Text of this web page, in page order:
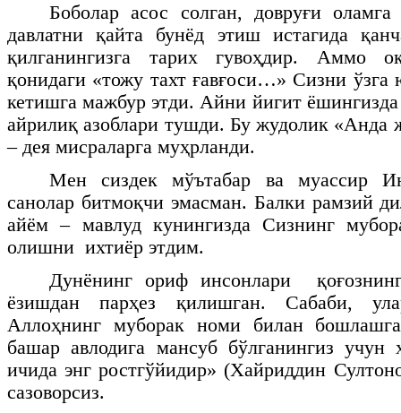
Боболар асос солган, довруғи оламга
давлатни қайта бунёд этиш истагида
қилганингизга тарих гувоҳдир. Аммо
қонидаги «тожу тахт ғавғоси…» Сизни
кетишга мажбур этди. Айни йигит
айрилиқ азоблари тушди. Бу жудолик «Анда
– дея мисраларга муҳрланди.
Мен сиздек мўътабар ва муассир
санолар битмоқчи эмасман. Балки рамзий
айём – мавлуд кунингизда Сизнинг
олишни ихтиёр этдим.
Дунёнинг ориф инсонлари
ёзишдан парҳез қилишган. Сабаби,
Аллоҳнинг муборак номи билан
башар авлодига мансуб бўлганингиз учун
ичида энг ростгўйидир» (Хайриддин
сазоворсиз.